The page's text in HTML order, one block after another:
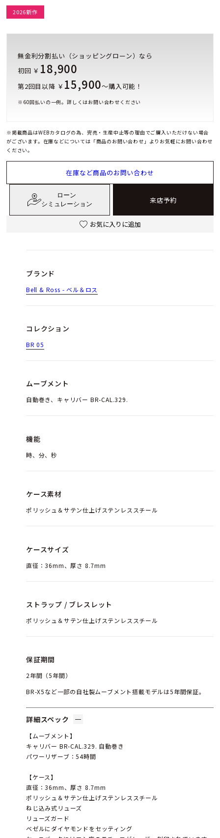
2026新作
無金利分割払い（ショッピングローン）なら
初回 ￥ 18,900
第2回目以降 ￥ 15,900～購入可能！
※ 60回払いの一例。詳しくはお問い合わせください
※掲載商品はWEBカタログの為、完売・生産中止等の理由でご購入いただけない場合
がございます。在庫などについては「商品のお問い合わせ」よりお気軽にお問い合わせ
ください。
在庫など商品のお問い合わせ
ローン
シミュレーション
来店予約
お気に入りに追加
ブランド
Bell & Ross - ベル＆ロス
コレクション
BR 05
ムーブメント
自動巻き、キャリバー BR-CAL.329.
機能
時、分、秒
ケース素材
ポリッシュ＆サテン仕上げステンレススチール
ケースサイズ
直径：36mm、厚さ 8.7mm
ストラップ / ブレスレット
ポリッシュ＆サテン仕上げステンレススチール
保証期間
2年間（5年間）
BR-X5など一部の自社製ムーブメント搭載モデルは5年間保証。
詳細スペック
【ムーブメント】
キャリバー BR-CAL.329. 自動巻き
パワーリザーブ：54時間
【ケース】
直径：36mm、厚さ 8.7mm
ポリッシュ＆サテン仕上げステンレススチール
ねじ込み式リューズ
リューズガード
ベゼルにダイヤモンドをセッティング